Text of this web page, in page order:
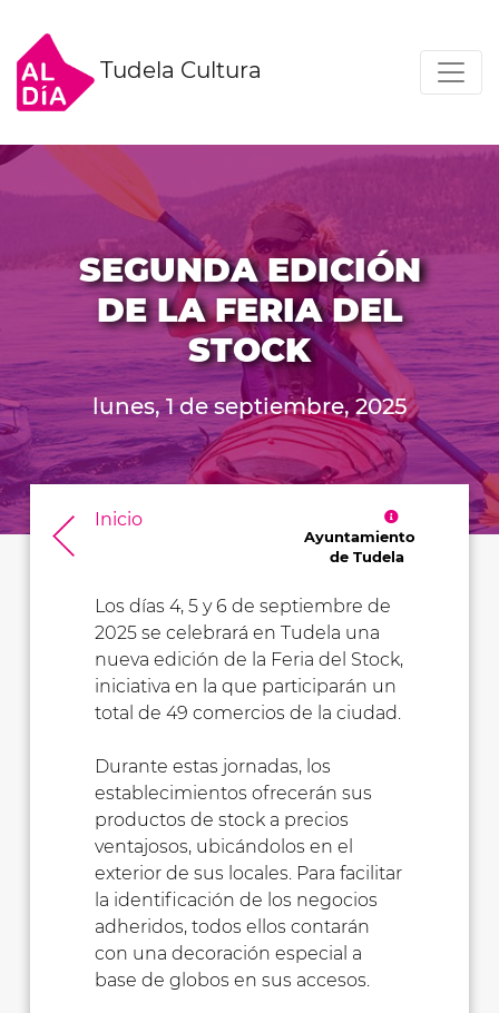
Tudela Cultura
SEGUNDA EDICIÓN
DE LA FERIA DEL
STOCK
lunes, 1 de septiembre, 2025
Inicio
Ayuntamiento
de Tudela
Los días 4, 5 y 6 de septiembre de
2025 se celebrará en Tudela una
nueva edición de la Feria del Stock,
iniciativa en la que participarán un
total de 49 comercios de la ciudad.
Durante estas jornadas, los
establecimientos ofrecerán sus
productos de stock a precios
ventajosos, ubicándolos en el
exterior de sus locales. Para facilitar
la identificación de los negocios
adheridos, todos ellos contarán
con una decoración especial a
base de globos en sus accesos.